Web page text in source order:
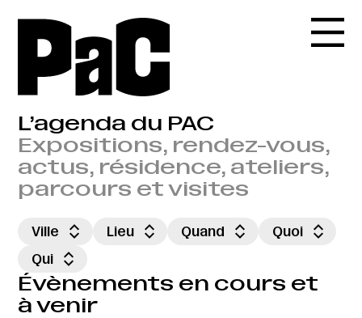
L’agenda du PAC
Expositions, rendez-vous,
actus, résidence, ateliers,
parcours et visites
Ville Lieu Quand
Quoi
Qui
Évènements en cours et
à venir